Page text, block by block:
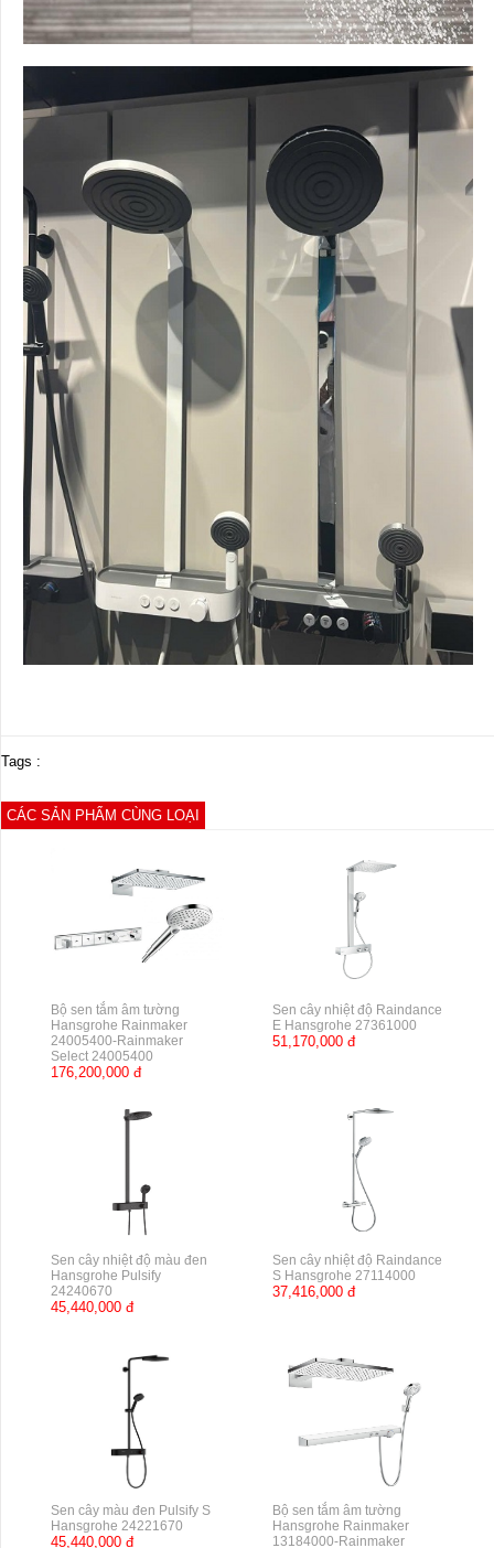
Tags :
CÁC SẢN PHẨM CÙNG LOẠI
Bộ sen tắm âm tường
Hansgrohe Rainmaker
24005400-Rainmaker
Select 24005400
176,200,000 đ
Sen cây nhiệt độ Raindance
E Hansgrohe 27361000
51,170,000 đ
Sen cây nhiệt độ màu đen
Hansgrohe Pulsify
24240670
45,440,000 đ
Sen cây nhiệt độ Raindance
S Hansgrohe 27114000
37,416,000 đ
Sen cây màu đen Pulsify S
Hansgrohe 24221670
45,440,000 đ
Bộ sen tắm âm tường
Hansgrohe Rainmaker
13184000-Rainmaker